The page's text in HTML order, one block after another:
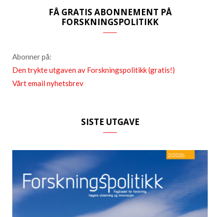
FÅ GRATIS ABONNEMENT PÅ
FORSKNINGSPOLITIKK
Abonner på:
Den trykte utgaven av Forskningspolitikk (gratis!)
Vårt email nyhetsbrev
SISTE UTGAVE